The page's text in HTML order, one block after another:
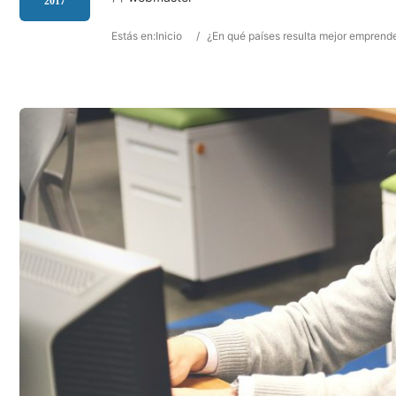
Estás en:Inicio / ¿En qué países resulta mejor